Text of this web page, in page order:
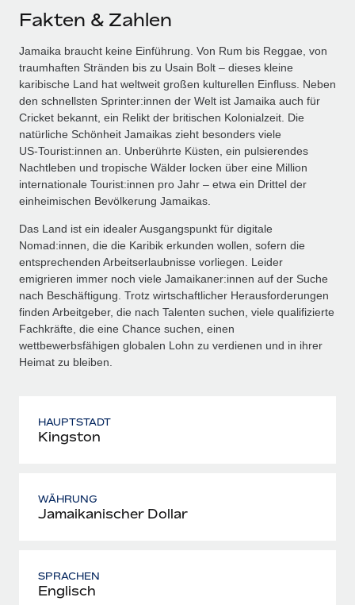
Fakten & Zahlen
Jamaika braucht keine Einführung. Von Rum bis Reggae, von
traumhaften Stränden bis zu Usain Bolt – dieses kleine
karibische Land hat weltweit großen kulturellen Einfluss. Neben
den schnellsten Sprinter:innen der Welt ist Jamaika auch für
Cricket bekannt, ein Relikt der britischen Kolonialzeit. Die
natürliche Schönheit Jamaikas zieht besonders viele
US‑Tourist:innen an. Unberührte Küsten, ein pulsierendes
Nachtleben und tropische Wälder locken über eine Million
internationale Tourist:innen pro Jahr – etwa ein Drittel der
einheimischen Bevölkerung Jamaikas.
Das Land ist ein idealer Ausgangspunkt für digitale
Nomad:innen, die die Karibik erkunden wollen, sofern die
entsprechenden Arbeitserlaubnisse vorliegen. Leider
emigrieren immer noch viele Jamaikaner:innen auf der Suche
nach Beschäftigung. Trotz wirtschaftlicher Herausforderungen
finden Arbeitgeber, die nach Talenten suchen, viele qualifizierte
Fachkräfte, die eine Chance suchen, einen
wettbewerbsfähigen globalen Lohn zu verdienen und in ihrer
Heimat zu bleiben.
HAUPTSTADT
Kingston
WÄHRUNG
Jamaikanischer Dollar
SPRACHEN
Englisch